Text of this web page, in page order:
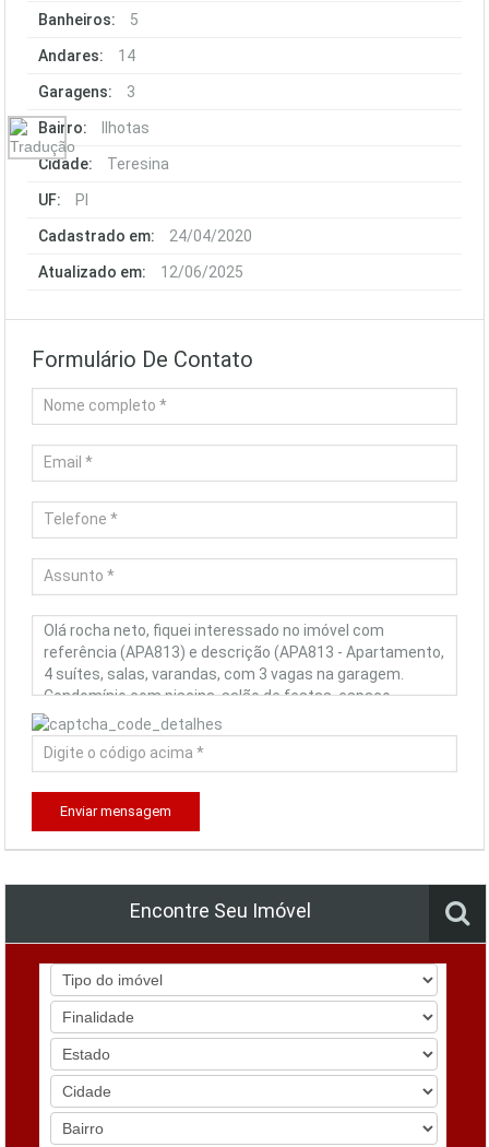
Banheiros: 5
Andares: 14
Garagens: 3
Bairro: Ilhotas
Cidade: Teresina
UF: PI
Cadastrado em: 24/04/2020
Atualizado em: 12/06/2025
Formulário De Contato
Enviar mensagem
Encontre Seu Imóvel